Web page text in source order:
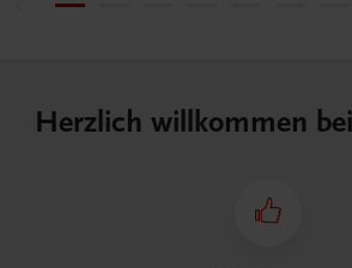
Herzlich willkommen